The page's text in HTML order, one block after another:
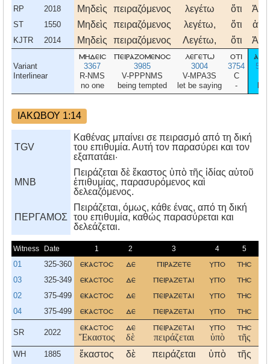
RP 2018 Μηδεὶς πειραζόμενος λεγέτω ὅτι Ἀπὸ
ST 1550 Μηδεὶς πειραζόμενος λεγέτω, ὅτι ἀπὸ
KJTR 2014 Μηδεὶς πειραζόμενος Λεγέτω, ὅτι Ἀπὸ
Variant
Interlinear
μηδεισ
3367
R-NMS
no one
πειραζομενοσ
3985
V-PPPNMS
being tempted
λεγετω
3004
V-MPA3S
let be saying
οτι
3754
C
-
απο
575
ΙΑΚΩΒΟΥ 1:14
TGV
Καθένας μπαίνει σε πειρασμό από τη δική
του επιθυμία. Αυτή τον παρασύρει και τον
εξαπατάει·
MNB
Πειράζεται δὲ ἕκαστος ὑπὸ τῆς ἰδίας αὑτοῦ
ἐπιθυμίας, παρασυρόμενος καὶ
δελεαζόμενος.
ΠΕΡΓΑΜΟΣ
Πειράζεται, όμως, κάθε ένας, από τη δική
του επιθυμία, καθώς παρασύρεται και
δελεάζεται.
Witness Date 1 2 3 4 5
01 325-360 εκαστοσ δε πιραζετε υπο τησ
03 325-349 εκαστοσ δε πειραζεται υπο τησ
02 375-499 εκαστοσ δε πειραζεται υπο τησ
04 375-499 εκαστοσ δε πειραζεται υπο τησ
SR 2022
εκαστοσ
Ἕκαστος
δε
δὲ
πειραζεται
πειράζεται
υπο
ὑπὸ
τησ
τῆς
WH 1885 ἕκαστος δὲ πειράζεται ὑπὸ τῆς